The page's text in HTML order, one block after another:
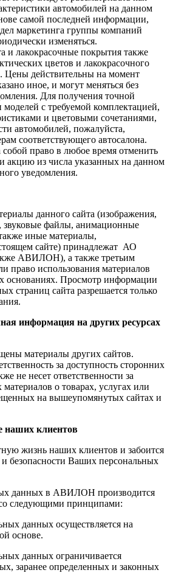
автомобилей на данном
самой последней информации,
маркетинга группы компаний
изменяться.
и лакокрасочные покрытия также
цветов и лакокрасочного
Цены действительны на момент
иное, и могут меняться без
Для получения точной
с требуемой комплектацией,
и цветовыми сочетаниями,
автомобилей, пожалуйста,
соответствующего автосалона.
право в любое время отменить
акцию из числа указанных на данном
уведомления.
данного сайта (изображения,
звуковые файлы, анимационные
иные материалы,
сайте) принадлежат АО
АВИЛОН), а также третьим
право использования материалов
Просмотр информации
страниц сайта разрешается только
информация на других ресурсах
материалы других сайтов.
за доступность сторонних
не несет ответственности за
о товарах, услугах или
на вышеупомянутых сайтах и
наших клиентов
жизнь наших клиентов и забоится
безопасности Ваших персональных
данных в АВИЛОН производится
со следующими принципами:
данных осуществляется на
основе.
данных ограничивается
заранее определенных и законных